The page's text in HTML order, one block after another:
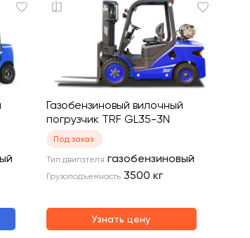
Газобензиновый вилочный
погрузчик TRF GL35-3N
Под заказ
Тип двигателя газобензиновый
Грузоподъемность 3500 кг
Узнать цену